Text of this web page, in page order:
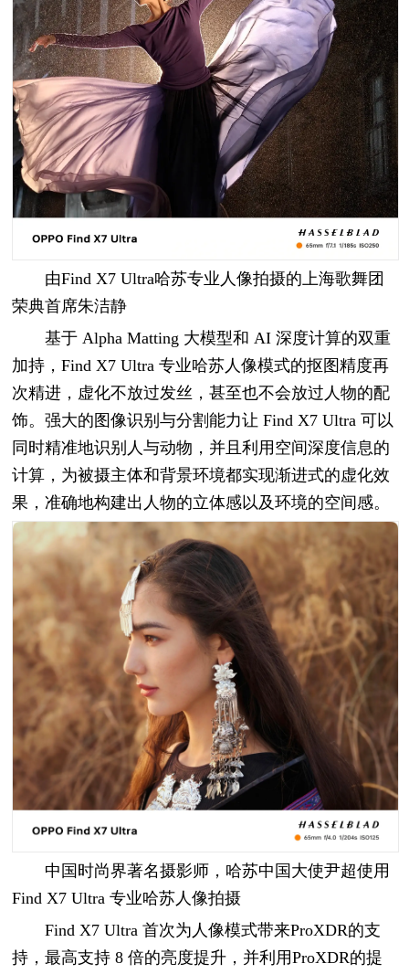
由Find X7 Ultra哈苏专业人像拍摄的上海歌舞团
荣典首席朱洁静
基于 Alpha Matting 大模型和 AI 深度计算的双重
加持，Find X7 Ultra 专业哈苏人像模式的抠图精度再
次精进，虚化不放过发丝，甚至也不会放过人物的配
饰。强大的图像识别与分割能力让 Find X7 Ultra 可以
同时精准地识别人与动物，并且利用空间深度信息的
计算，为被摄主体和背景环境都实现渐进式的虚化效
果，准确地构建出人物的立体感以及环境的空间感。
中国时尚界著名摄影师，哈苏中国大使尹超使用
Find X7 Ultra 专业哈苏人像拍摄
Find X7 Ultra 首次为人像模式带来ProXDR的支
持，最高支持 8 倍的亮度提升，并利用ProXDR的提